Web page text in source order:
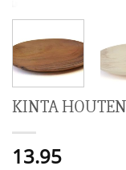
KINTA
13.95